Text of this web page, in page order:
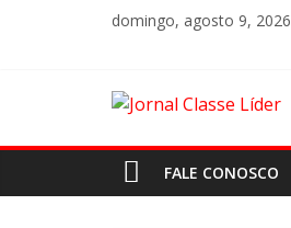
domingo, agosto 9, 2026
FALE CONOSCO